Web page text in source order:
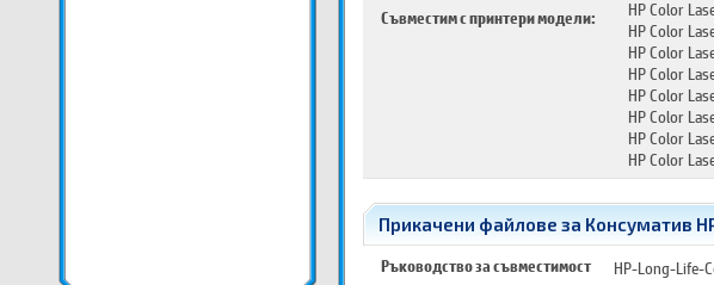
Съвместим с принтери модели:
HP Color
HP Color
HP Color
HP Color
HP Color
HP Color
HP Color
HP Color
Прикачени файлове за Консуматив
Ръководство за съвместимост HP-Long-Life-